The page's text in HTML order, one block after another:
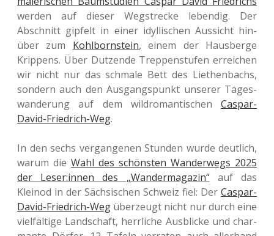
werden auf dieser Weg­stre­cke leben­dig. Der
Abschnitt gip­felt in einer idyl­li­schen Aus­sicht hin­
über zum Kohl­born­stein, einem der Haus­ber­ge
Krip­pens. Über Dut­zen­de Trep­pen­stu­fen errei­chen
wir nicht nur das schma­le Bett des Lie­then­bachs,
son­dern auch den Aus­gangs­punkt unse­rer Tages­
wan­de­rung auf dem wild­ro­man­ti­schen Caspar-
David-Fried­rich-Weg.
In den sechs ver­gan­ge­nen Stun­den wurde deut­lich,
warum die Wahl des schöns­ten Wan­der­wegs 2025
der Leser:innen des „Wan­der­ma­ga­zin“auf das
Klein­od in der Säch­si­schen Schweiz fiel: Der Caspar-
David-Fried­rich-Weg über­zeugt nicht nur durch eine
viel­fäl­ti­ge Land­schaft, herr­li­che Aus­bli­cke und char­